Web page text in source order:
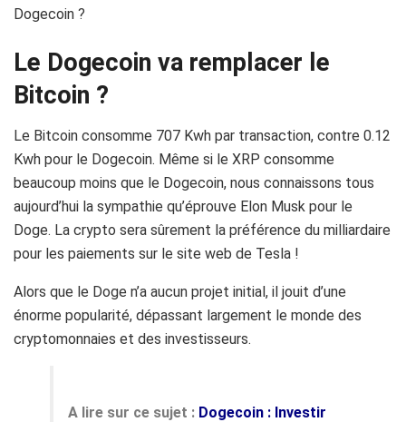
Dogecoin ?
Le Dogecoin va remplacer le
Bitcoin ?
Le Bitcoin consomme 707 Kwh par transaction, contre 0.12
Kwh pour le Dogecoin. Même si le XRP consomme
beaucoup moins que le Dogecoin, nous connaissons tous
aujourd’hui la sympathie qu’éprouve Elon Musk pour le
Doge. La crypto sera sûrement la préférence du milliardaire
pour les paiements sur le site web de Tesla !
Alors que le Doge n’a aucun projet initial, il jouit d’une
énorme popularité, dépassant largement le monde des
cryptomonnaies et des investisseurs.
A lire sur ce sujet : Dogecoin : Investir